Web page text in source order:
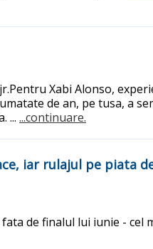
Xabi Alonso,
de an, pe tusa, a
... ...continuare.
iar rulajul pe piata
de finalul lui iunie -